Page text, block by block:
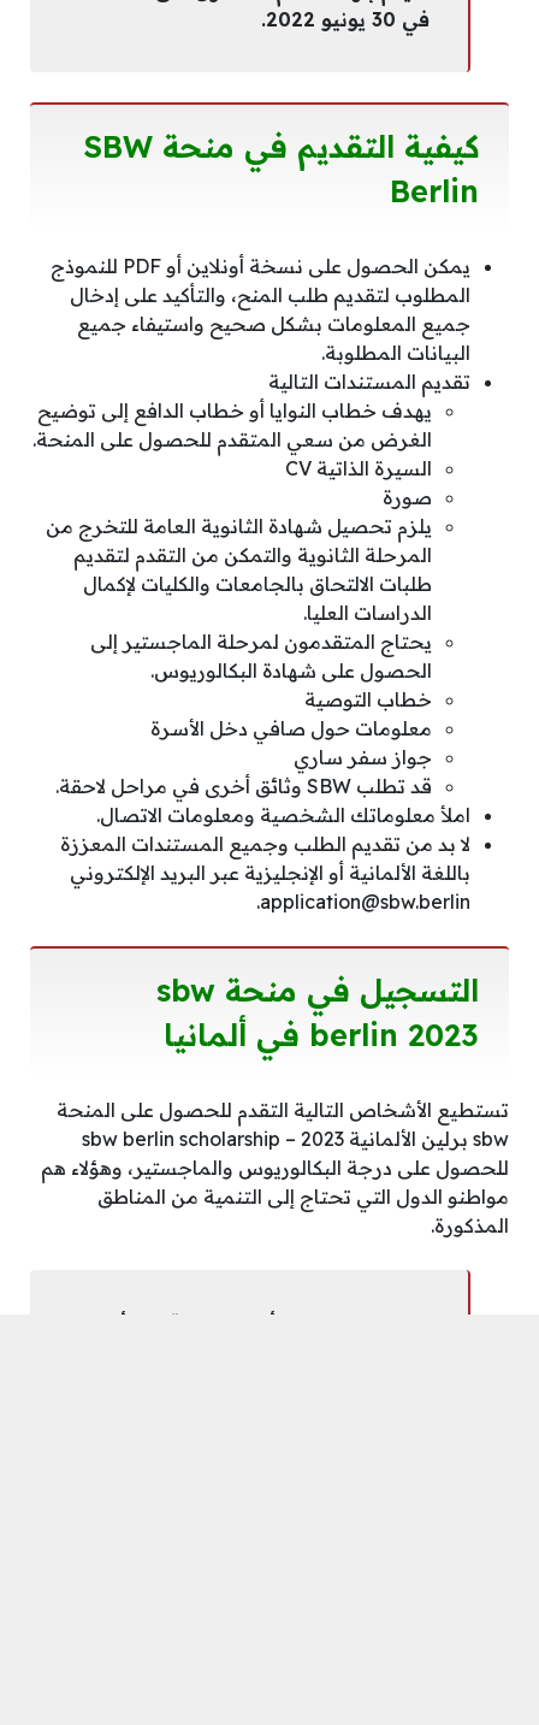
في 30 يونيو 2022.
كيفية التقديم في منحة SBW
Berlin
يمكن الحصول على نسخة أونلاين أو PDF للنموذج
المطلوب لتقديم طلب المنح، والتأكيد على إدخال
جميع المعلومات بشكل صحيح واستيفاء جميع
البيانات المطلوبة.
تقديم المستندات التالية
يهدف خطاب النوايا أو خطاب الدافع إلى توضيح
الغرض من سعي المتقدم للحصول على المنحة.
السيرة الذاتية CV
صورة
يلزم تحصيل شهادة الثانوية العامة للتخرج من
المرحلة الثانوية والتمكن من التقدم لتقديم
طلبات الالتحاق بالجامعات والكليات لإكمال
الدراسات العليا.
يحتاج المتقدمون لمرحلة الماجستير إلى
الحصول على شهادة البكالوريوس.
خطاب التوصية
معلومات حول صافي دخل الأسرة
جواز سفر ساري
قد تطلب SBW وثائق أخرى في مراحل لاحقة.
املأ معلوماتك الشخصية ومعلومات الاتصال.
لا بد من تقديم الطلب وجميع المستندات المعززة
باللغة الألمانية أو الإنجليزية عبر البريد الإلكتروني
application@sbw.berlin.
التسجيل في منحة sbw
berlin 2023 في ألمانيا
تستطيع الأشخاص التالية التقدم للحصول على المنحة
sbw برلين الألمانية 2023 – sbw berlin scholarship
للحصول على درجة البكالوريوس والماجستير، وهؤلاء هم
مواطنو الدول التي تحتاج إلى التنمية من المناطق
المذكورة.